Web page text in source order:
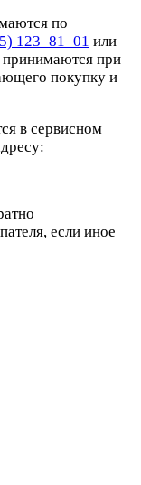
по
123–81–01 или
принимаются при
покупку и
в сервисном
если иное